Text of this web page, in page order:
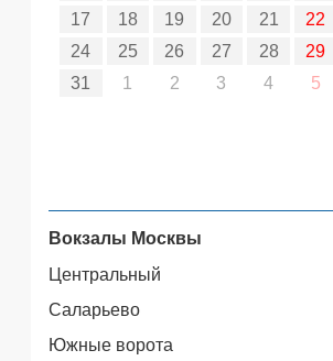
17
18 19 20 21 22
24
25 26 27 28 29
31
1 2 3 4 5
Вокзалы Москвы
Центральный
Саларьево
Южные ворота